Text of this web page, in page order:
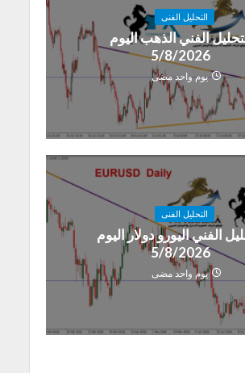
التحليل الفنى
الفني الذهب اليوم
5/8/2026
يوم واحد مضى
التحليل الفنى
الفني اليورو دولار اليوم
5/8/2026
يوم واحد مضى